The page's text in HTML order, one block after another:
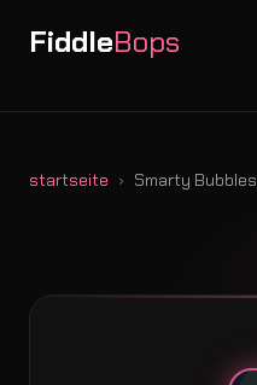
FiddleBops
startseite Smarty Bubbles